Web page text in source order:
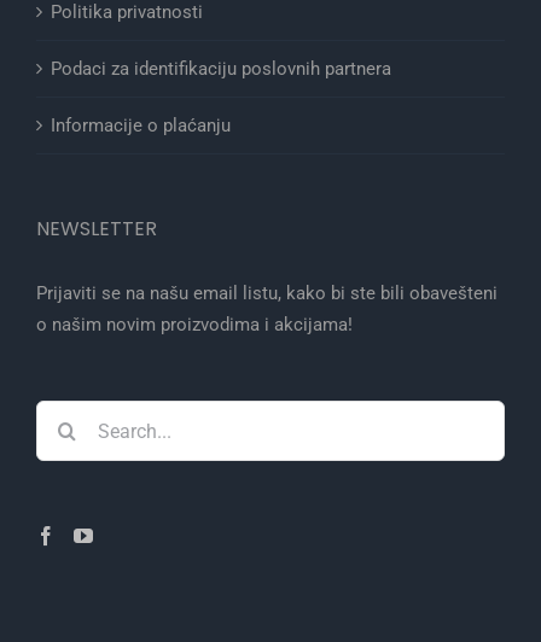
Politika privatnosti
Podaci za identifikaciju poslovnih partnera
Informacije o plaćanju
NEWSLETTER
Prijaviti se na našu email listu, kako bi ste bili obavešteni
o našim novim proizvodima i akcijama!